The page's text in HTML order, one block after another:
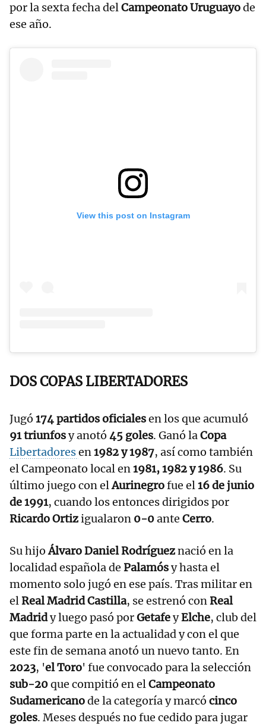
por la sexta fecha delCampeonato Uruguayode
ese año.
View this post on Instagram
DOS COPAS LIBERTADORES
Jugó 174 partidos oficialesen los que acumuló
91 triunfosy anotó 45 goles. Ganó laCopa
Libertadoresen1982 y 1987, así como también
el Campeonato local en1981, 1982 y 1986. Su
último juego con elAurinegrofue el16 de junio
de 1991, cuando los entonces dirigidos por
Ricardo Ortizigualaron 0-0ante Cerro.
Su hijoÁlvaro Daniel Rodrígueznació en la
localidad española de Palamósy hasta el
momento solo jugó en ese país. Tras militar en
elReal Madrid Castilla, se estrenó conReal
Madridy luego pasó porGetafeyElche, club del
que forma parte en la actualidad y con el que
este fin de semana anotó un nuevo tanto. En
2023, 'el Toro' fue convocado para la selección
sub-20que compitió en elCampeonato
Sudamericanode la categoría y marcó cinco
goles. Meses después no fue cedido para jugar